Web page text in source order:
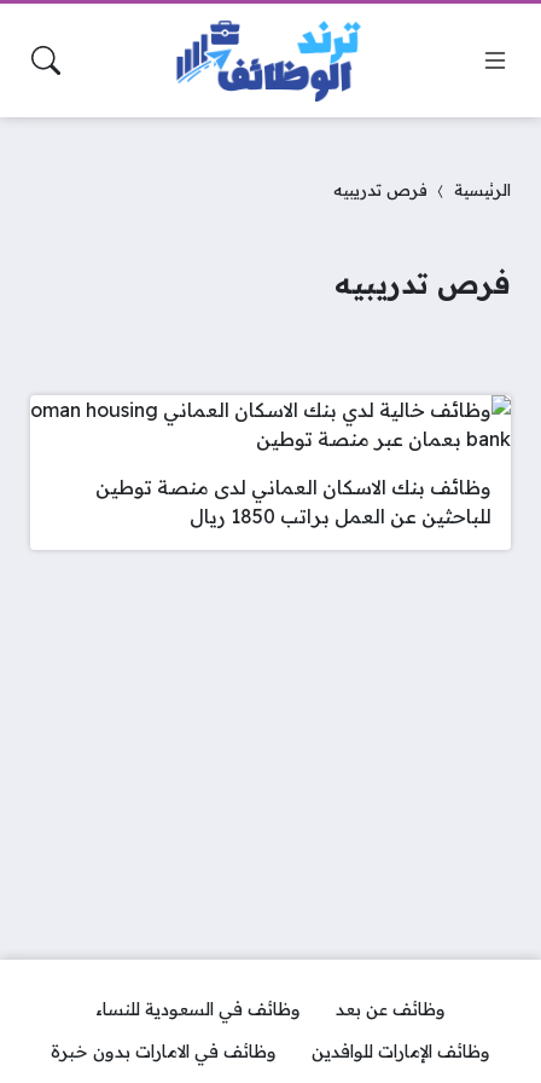
الرئيسية فرص تدريبيه
فرص تدريبيه
وظائف بنك الاسكان العماني لدى منصة توطين
للباحثين عن العمل براتب 1850 ريال
وظائف عن بعد
وظائف في السعودية للنساء
وظائف الإمارات للوافدين
وظائف في الامارات بدون خبرة